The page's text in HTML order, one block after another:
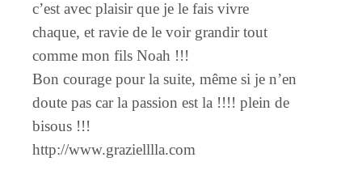
c’est avec plaisir que je le fais vivre
chaque, et ravie de le voir grandir tout
comme mon fils Noah !!!
Bon courage pour la suite, même si je n’en
doute pas car la passion est la !!!! plein de
bisous !!!
http://www.grazielllla.com